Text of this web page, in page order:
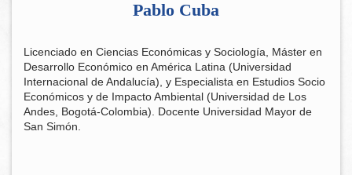
Pablo Cuba
Licenciado en Ciencias Económicas y Sociología, Máster en
Desarrollo Económico en América Latina (Universidad
Internacional de Andalucía), y Especialista en Estudios Socio
Económicos y de Impacto Ambiental (Universidad de Los
Andes, Bogotá-Colombia). Docente Universidad Mayor de
San Simón.